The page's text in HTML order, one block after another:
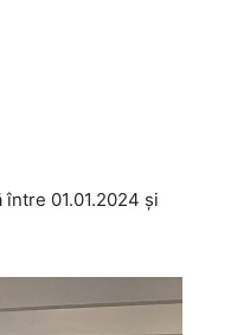
01.01.2024 și